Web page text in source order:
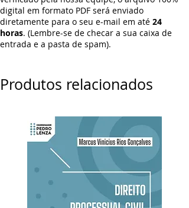
digital em formato PDF será enviado
diretamente para o seu e-mail em até 24
horas. (Lembre-se de checar a sua caixa de
entrada e a pasta de spam).
Produtos relacionados